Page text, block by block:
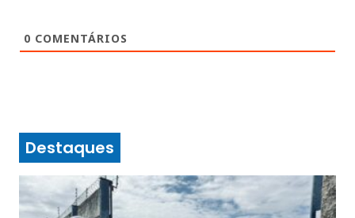
0 COMENTÁRIOS
Destaques